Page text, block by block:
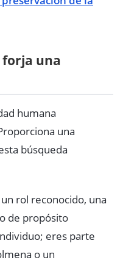
forja una
humana
una
búsqueda
rol reconocido, una
de propósito
eres parte
o un